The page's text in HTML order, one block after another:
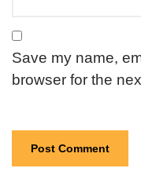
Save my name,
browser for the